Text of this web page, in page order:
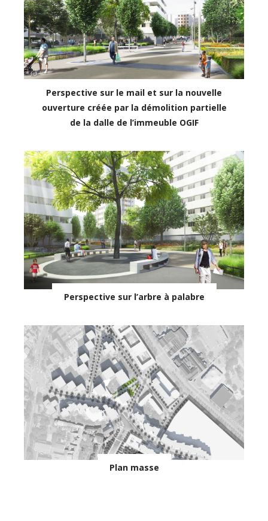
Perspective sur le mail et sur la nouvelle
ouverture créée par la démolition partielle
de la dalle de l’immeuble OGIF
Perspective sur l’arbre à palabre
Plan masse